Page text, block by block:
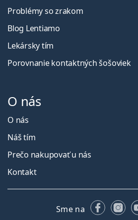
Problémy so zrakom
Blog Lentiamo
Lekársky tím
Porovnanie kontaktných šošoviek
O nás
O nás
Náš tím
Prečo nakupovať u nás
Kontakt
Sme na